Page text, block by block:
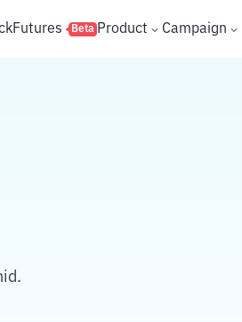
Futures Beta Product Campaign